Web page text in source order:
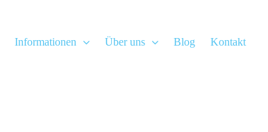
Informationen Über uns Blog Kontakt